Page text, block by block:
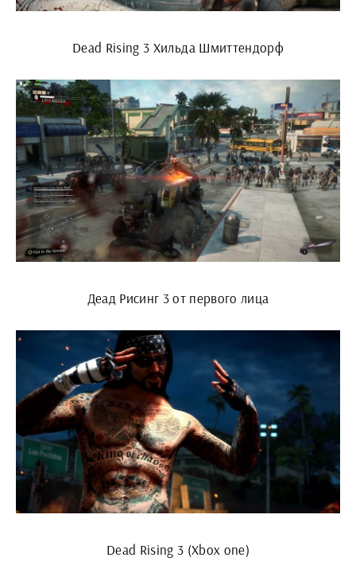
Dead Rising 3 Хильда Шмиттендорф
Деад Рисинг 3 от первого лица
Dead Rising 3 (Xbox one)